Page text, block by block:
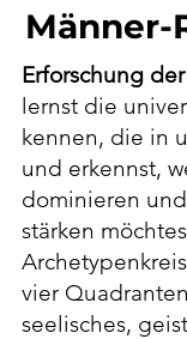
Männer-
Erforschung
lernst die
kennen, die in
und erkennst,
dominieren
stärken
vier
seelisches,